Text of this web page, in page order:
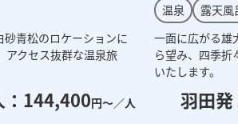
青松のロケーションに
アクセス抜群な温泉旅
：144,400円～／人
温泉 露天風
一面に広がる雄
ら望み、四季折
いたします。
羽田